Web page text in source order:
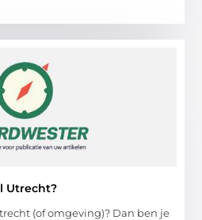
Utrecht?
(of omgeving)? Dan ben je